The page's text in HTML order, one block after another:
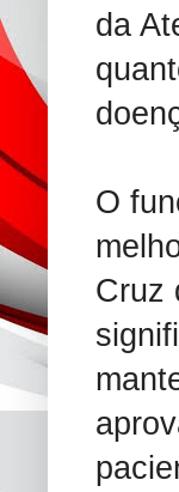
da
O
Cruz